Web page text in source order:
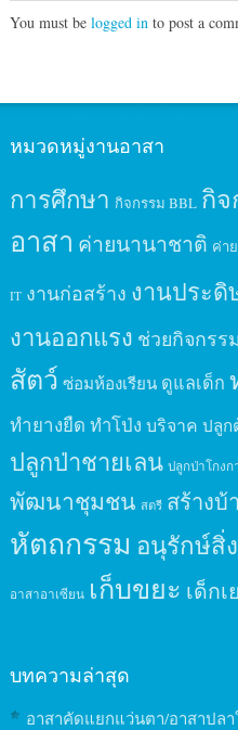
You must be logged into post a
หมวดหมู่งานอาสา
การศึกษา กิจกรรม BBL กิจ
อาสา ค่ายนานาชาติ ค่า
IT งานก่อสร้าง งานประดิ
งานออกแรง ช่วยกิจกรรม
สัตว์ ซ่อมห้องเรียน ดูแลเด็ก
ทำยางยืด ทำโป่ง บริจาค ปลูก
ปลูกป่าชายเลน ปลูกป่าโกงก
พัฒนาชุมชน สตรี สร้าง
หัตถกรรม อนุรักษ์สิ่
อาสาอาเซียน เก็บขยะ เด็ก
บทความล่าสุด
อาสาคัดแยกแว่นตา/อาสาปล